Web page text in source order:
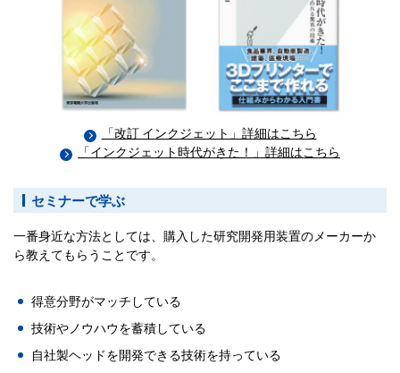
「改訂 インクジェット」詳細はこちら
「インクジェット時代がきた！」詳細はこちら
セミナーで学ぶ
一番身近な方法としては、購入した研究開発用装置のメーカーか
ら教えてもらうことです。
得意分野がマッチしている
技術やノウハウを蓄積している
自社製ヘッドを開発できる技術を持っている